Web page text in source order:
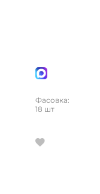
Фасовка:
18 шт